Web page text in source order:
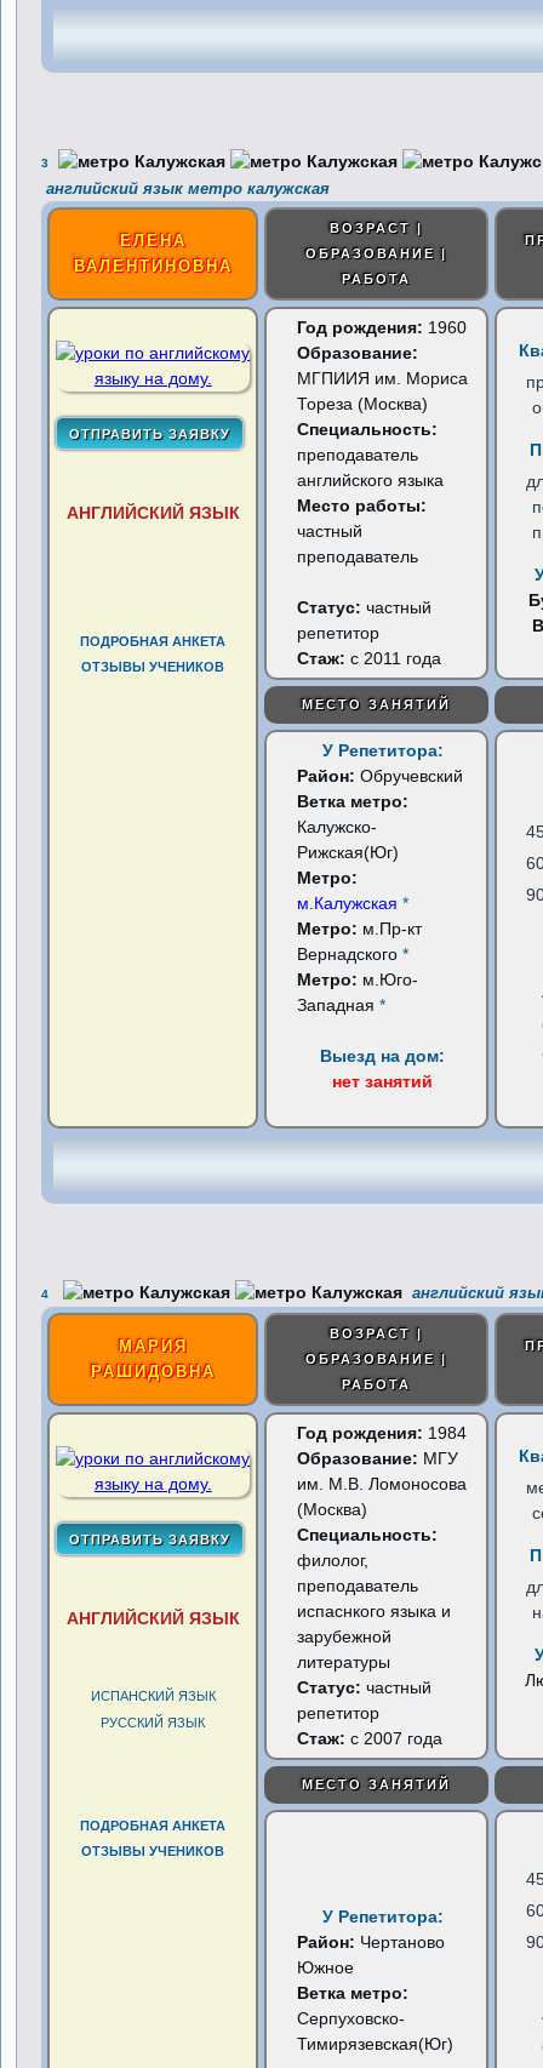
3
английский язык метро калужская
ЕЛЕНА
ВАЛЕНТИНОВНА
ВОЗРАСТ |
ОБРАЗОВАНИЕ |
РАБОТА
АНГЛИЙСКИЙ ЯЗЫК
ПОДРОБНАЯ АНКЕТА
ОТЗЫВЫ УЧЕНИКОВ
Год рождения: 1960
Образование:
МГПИИЯ им. Мориса
Тореза (Москва)
Специальность:
преподаватель
английского языка
Место работы:
частный
преподаватель
Статус:частный
репетитор
Стаж: с 2011 года
МЕСТО ЗАНЯТИЙ
У Репетитора:
Район:Обручевский
Ветка метро:
Калужско-
Рижская(Юг)
Метро:
м.Калужская *
Метро: м.Пр-кт
Вернадского*
Метро: м.Юго-
Западная*
Выезд на дом:
нет занятий
4 английский
МАРИЯ
РАШИДОВНА
ВОЗРАСТ |
ОБРАЗОВАНИЕ |
РАБОТА
АНГЛИЙСКИЙ ЯЗЫК
ИСПАНСКИЙ ЯЗЫК
РУССКИЙ ЯЗЫК
ПОДРОБНАЯ АНКЕТА
ОТЗЫВЫ УЧЕНИКОВ
Год рождения: 1984
Образование: МГУ
им. М.В. Ломоносова
(Москва)
Специальность:
филолог,
преподаватель
испаснкого языка и
зарубежной
литературы
Статус:частный
репетитор
Стаж: с 2007 года
МЕСТО ЗАНЯТИЙ
У Репетитора:
Район: Чертаново
Южное
Ветка метро:
Серпуховско-
Тимирязевская(Юг)